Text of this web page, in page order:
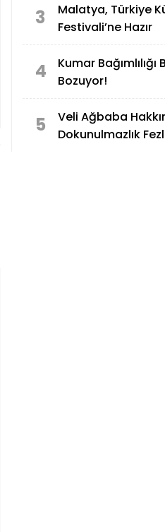
3
Malatya, Türkiye
Festivali’ne Hazır
4
Kumar Bağımlılığı
Bozuyor!
5
Veli Ağbaba
Dokunulmazlık